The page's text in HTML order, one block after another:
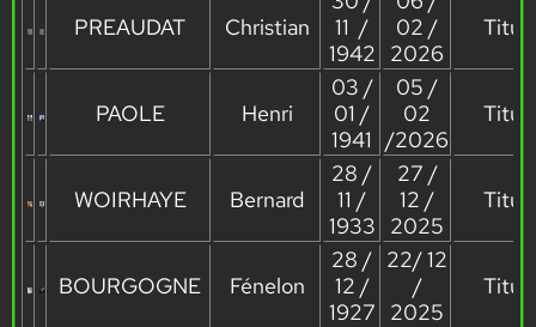
PREAUDAT Christian
11 /
1942
02 /
2026
PAOLE Henri
03 /
01 /
1941
05 /
02
/2026
WOIRHAYE Bernard
28 /
11 /
1933
27 /
12 /
2025
BOURGOGNE Fénelon
28 /
12 /
1927
22/ 12
/
2025